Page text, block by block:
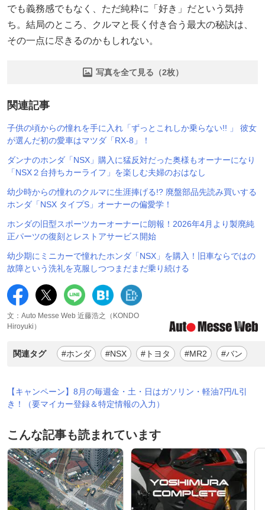
でも義務感でもなく、ただ純粋に「好き」だという気持
ち。結局のところ、クルマと長く付き合う最大の秘訣は、
その一点に尽きるのかもしれない。
写真を全て見る（2枚）
関連記事
子供の頃からの憧れを手に入れ「ずっとこれしか乗らない!! 」 彼女
が選んだ初の愛車はマツダ「RX-8」！
ダンナのホンダ「NSX」購入に猛反対だった奥様もオーナーになり
「NSX２台持ちカーライフ」を楽しむ夫婦のおはなし
幼少時からの憧れのクルマに生涯捧げる!? 廃盤部品先読み買いする
ホンダ「NSX タイプS」オーナーの偏愛学！
ホンダの旧型スポーツカーオーナーに朗報！2026年4月より製廃純
正パーツの復刻とレストアサービス開始
幼少期にミニカーで憧れたホンダ「NSX」を購入！旧車ならではの
故障という洗礼を克服しつつまだまだ乗り続ける
文：Auto Messe Web 近藤浩之（KONDO
Hiroyuki）
関連タグ #ホンダ #NSX #トヨタ #MR2 #バン
【キャンペーン】8月の毎週金・土・日はガソリン・軽油7円/L引
き！（要マイカー登録＆特定情報の入力）
こんな記事も読まれています